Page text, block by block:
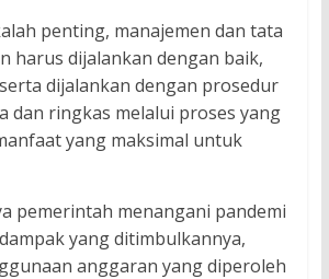
penting, manajemen dan tata
harus dijalankan dengan baik,
dijalankan dengan prosedur
dan ringkas melalui proses yang
yang maksimal untuk
pemerintah menangani pandemi
yang ditimbulkannya,
anggaran yang diperoleh